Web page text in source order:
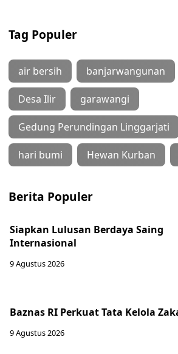
Tag Populer
air bersih banjarwangunan
Desa Ilir garawangi
Gedung Perundingan Linggarjati
hari bumi Hewan Kurban
Berita Populer
Siapkan Lulusan Berdaya Saing
Internasional
9 Agustus 2026
Baznas RI Perkuat Tata Kelola
9 Agustus 2026